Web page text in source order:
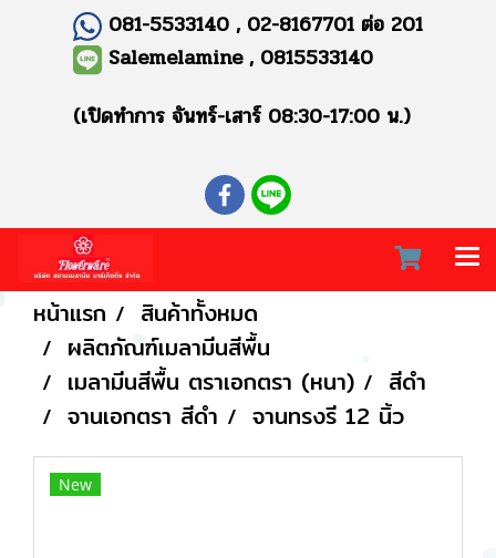
081-5533140 , 02-8167701 ต่อ 201
Salemelamine , 0815533140
(เปิดทำการ จันทร์-เสาร์ 08:30-17:00 น.)
หน้าแรก
สินค้าทั้งหมด
ผลิตภัณฑ์เมลามีนสีพื้น
เมลามีนสีพื้น ตราเอกตรา (หนา)
สีดำ
จานเอกตรา สีดำ
จานทรงรี 12 นิ้ว
New